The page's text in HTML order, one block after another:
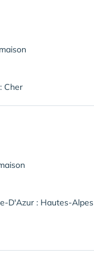
Cher
D'Azur : Hautes-Alpes